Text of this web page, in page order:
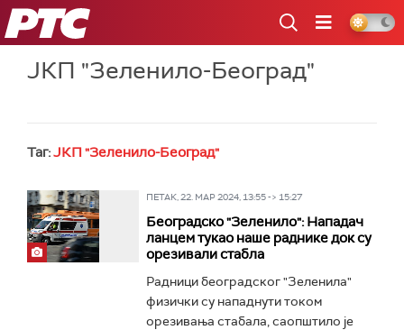
РТС
ЈКП "Зеленило-Београд"
Таг:ЈКП "Зеленило-Београд"
ПЕТАК, 22. МАР 2024, 13:55 -> 15:27
Београдско "Зеленило": Нападач
ланцем тукао наше раднике док су
орезивали стабла
Радници београдског "Зеленила"
физички су нападнути током
орезивања стабала, саопштило је